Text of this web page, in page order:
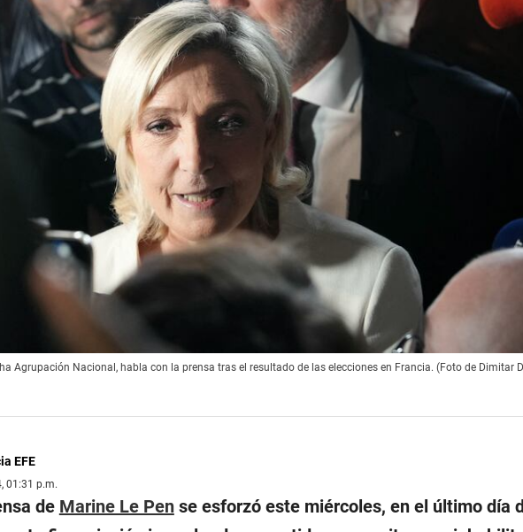
Agrupación Nacional, habla con la prensa tras el resultado de las elecciones en Francia. (Foto de Dimitar
EFE
01:31 p.m.
de Marine Le Pense esforzó este miércoles, en el último día